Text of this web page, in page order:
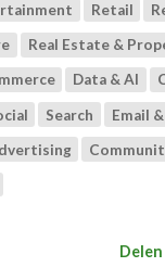
Retail
Real Estate &
Data & AI
Search Email
Delen